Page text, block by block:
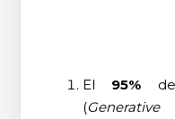
El 95%
(